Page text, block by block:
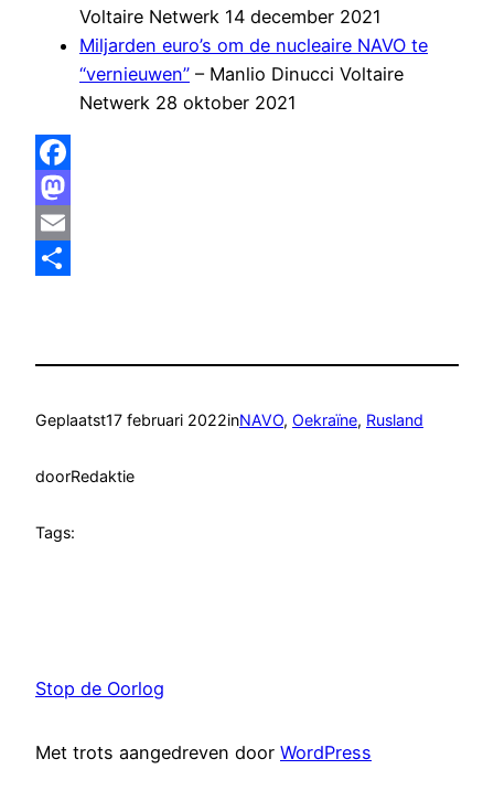
Voltaire Netwerk 14 december 2021
Miljarden euro’s om de nucleaire NAVO te
“vernieuwen” – Manlio Dinucci Voltaire
Netwerk 28 oktober 2021
Facebook
Mastodon
Email
Geplaatst17 februari 2022inNAVO, Oekraïne, Rusland
doorRedaktie
Tags:
Stop de Oorlog
Met trots aangedreven door WordPress